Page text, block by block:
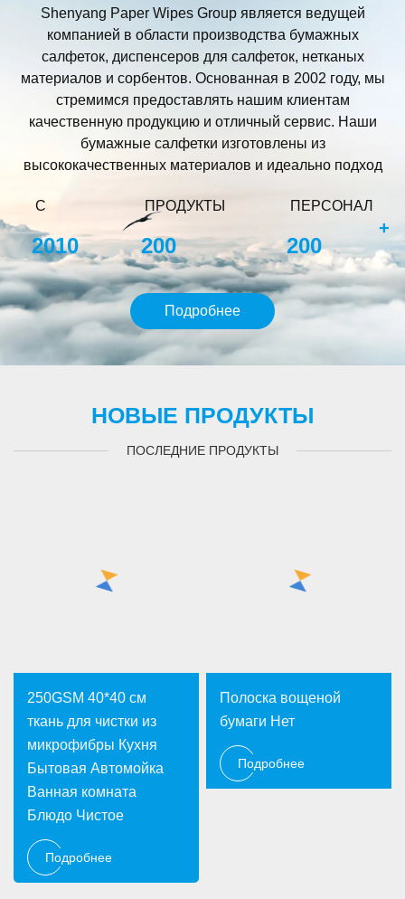
Shenyang Paper Wipes Group является ведущей
компанией в области производства бумажных
салфеток, диспенсеров для салфеток, нетканых
материалов и сорбентов. Основанная в 2002 году, мы
стремимся предоставлять нашим клиентам
качественную продукцию и отличный сервис. Наши
бумажные салфетки изготовлены из
высококачественных материалов и идеально подход
С
2010
ПРОДУКТЫ
200
ПЕРСОНАЛ
200
+
Подробнее
НОВЫЕ ПРОДУКТЫ
ПОСЛЕДНИЕ ПРОДУКТЫ
250GSM 40*40 см
ткань для чистки из
микрофибры Кухня
Бытовая Автомойка
Ванная комната
Блюдо Чистое
Подробнее
Полоска вощеной
бумаги Нет
Подробнее